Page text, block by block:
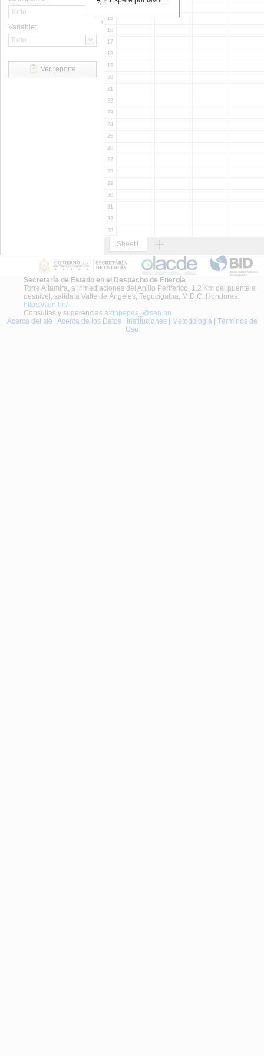
Variable:
Ver reporte
15
16
17
18
19
20
21
22
23
24
25
26
27
28
29
30
31
32
33
35
36
37
38
40
41
Sheet1
Secretaría de Estado en el Despacho de Energía
Torre Altamira, a inmediaciones del Anillo Periférico, 1.2 Km del puente a
desnivel, salida a Valle de Ángeles, Tegucigalpa, M.D.C. Honduras.
https://sen.hn/
Consultas y sugerencias a:dnpepes_@sen.hn
Acerca del sie
Acerca de los Datos| Instituciones| Metodología| Términos de
Uso